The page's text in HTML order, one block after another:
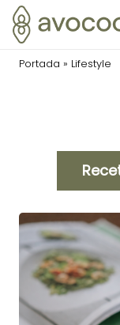
Portada » Lifestyle